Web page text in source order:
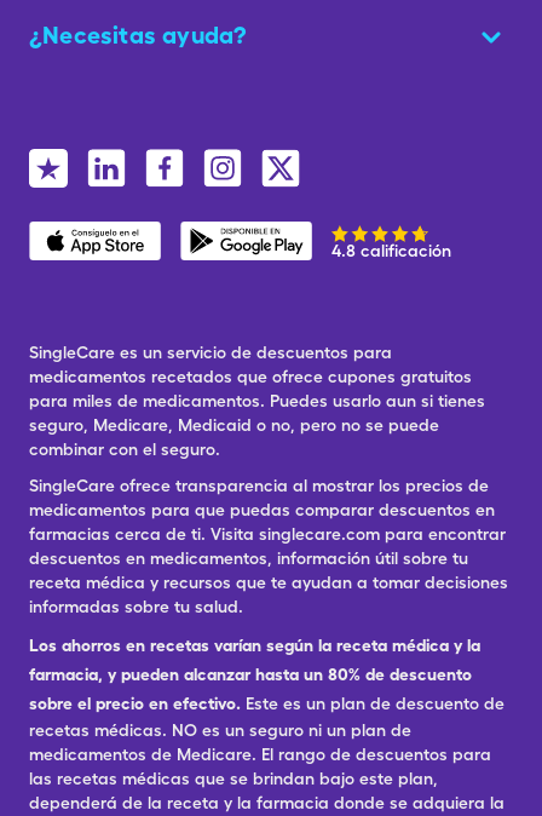
¿Necesitas ayuda?
4.8 calificación
SingleCare es un servicio de descuentos para
medicamentos recetados que ofrece cupones gratuitos
para miles de medicamentos. Puedes usarlo aun si tienes
seguro, Medicare, Medicaid o no, pero no se puede
combinar con el seguro.
SingleCare ofrece transparencia al mostrar los precios de
medicamentos para que puedas comparar descuentos en
farmacias cerca de ti. Visita singlecare.com para encontrar
descuentos en medicamentos, información útil sobre tu
receta médica y recursos que te ayudan a tomar decisiones
informadas sobre tu salud.
Los ahorros en recetas varían según la receta médica y la
farmacia, y pueden alcanzar hasta un 80% de descuento
sobre el precio en efectivo. Este es un plan de descuento de
recetas médicas. NO es un seguro ni un plan de
medicamentos de Medicare. El rango de descuentos para
las recetas médicas que se brindan bajo este plan,
dependerá de la receta y la farmacia donde se adquiera la